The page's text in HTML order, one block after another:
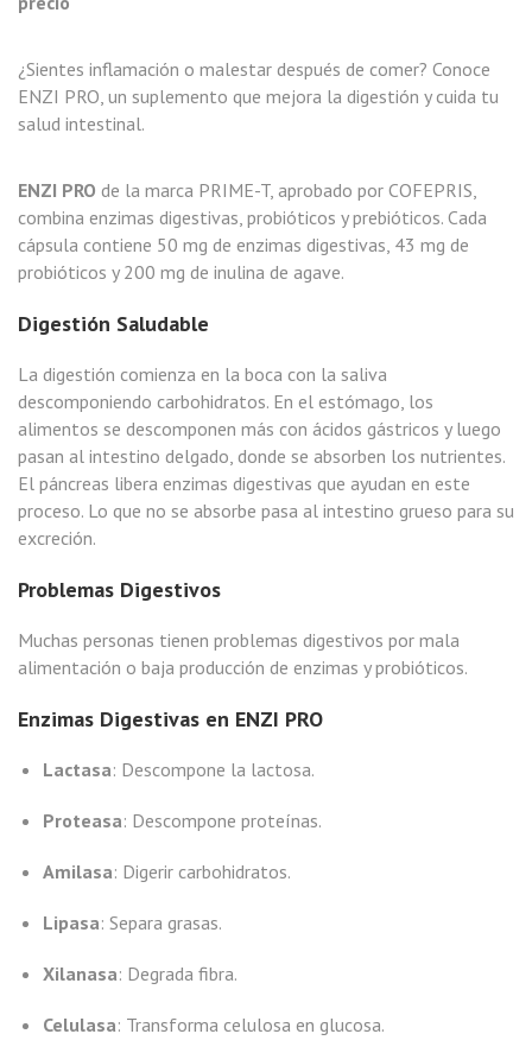
¿Sientes inflamación o malestar después de comer? Conoce
ENZI PRO, un suplemento que mejora la digestión y cuida tu
salud intestinal.
ENZI PRO de la marca PRIME-T, aprobado por COFEPRIS,
combina enzimas digestivas, probióticos y prebióticos. Cada
cápsula contiene 50 mg de enzimas digestivas, 43 mg de
probióticos y 200 mg de inulina de agave.
Digestión Saludable
La digestión comienza en la boca con la saliva
descomponiendo carbohidratos. En el estómago, los
alimentos se descomponen más con ácidos gástricos y luego
pasan al intestino delgado, donde se absorben los nutrientes.
El páncreas libera enzimas digestivas que ayudan en este
proceso. Lo que no se absorbe pasa al intestino grueso para su
excreción.
Problemas Digestivos
Muchas personas tienen problemas digestivos por mala
alimentación o baja producción de enzimas y probióticos.
Enzimas Digestivas en ENZI PRO
Lactasa: Descompone la lactosa.
Proteasa: Descompone proteínas.
Amilasa: Digerir carbohidratos.
Lipasa: Separa grasas.
Xilanasa: Degrada fibra.
Celulasa: Transforma celulosa en glucosa.